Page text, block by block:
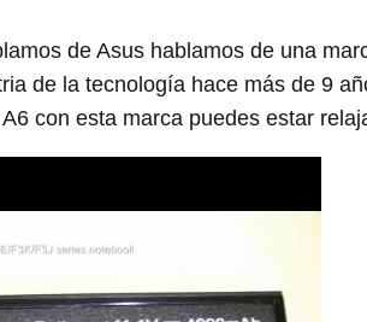
de Asus hablamos de una
de la tecnología hace más de 9
con esta marca puedes estar